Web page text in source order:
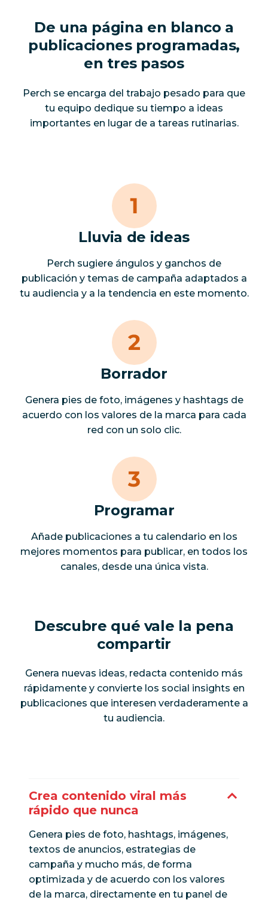
De una página en blanco a
publicaciones programadas,
en tres pasos
Perch se encarga del trabajo pesado para que
tu equipo dedique su tiempo a ideas
importantes en lugar de a tareas rutinarias.
Lluvia de ideas
Perch sugiere ángulos y ganchos de
publicación y temas de campaña adaptados a
tu audiencia y a la tendencia en este momento.
Borrador
Genera pies de foto, imágenes y hashtags de
acuerdo con los valores de la marca para cada
red con un solo clic.
Programar
Añade publicaciones a tu calendario en los
mejores momentos para publicar, en todos los
canales, desde una única vista.
Descubre qué vale la pena
compartir
Genera nuevas ideas, redacta contenido más
rápidamente y convierte los social insights en
publicaciones que interesen verdaderamente a
tu audiencia.
Crea contenido viral más
rápido que nunca
Genera pies de foto, hashtags, imágenes,
textos de anuncios, estrategias de
campaña y mucho más, de forma
optimizada y de acuerdo con los valores
de la marca, directamente en tu panel de